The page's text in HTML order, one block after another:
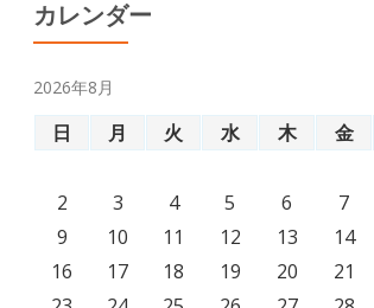
カレンダー
2026年8月
日 月 火 水 木 金
2
3 4 5 6 7
9
10 11 12 13 14
16
17 18 19 20 21